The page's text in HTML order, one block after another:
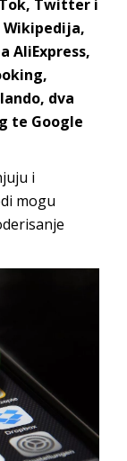
Twitter i
AliExpress,
dva
te Google
i
mogu